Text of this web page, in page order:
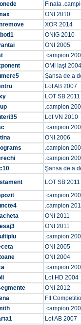
Finala
ONI 2010
XOR 2014
ONIG 2010
ONI 2005
.campion
OMI Iaşi 2004
Şansa de a
Lot AB 2007
LOT SB 2011
.campion
Lot VN 2010
.campion
ONI 2006
.campion
.campion
Şansa de a
LOT SB 2011
.campion
.campion
ONI 2011
ONI 2011
.campion
ONI 2005
ONI 2004
.campion
Lot HD 2004
ONI 2012
FII
.campion
Lot AB 2007